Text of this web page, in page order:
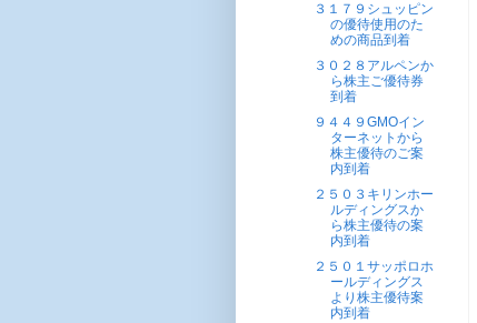
３１７９シュッピン
の優待使用のた
めの商品到着
３０２８アルペンか
ら株主ご優待券
到着
９４４９GMOイン
ターネットから
株主優待のご案
内到着
２５０３キリンホー
ルディングスか
ら株主優待の案
内到着
２５０１サッポロホ
ールディングス
より株主優待案
内到着